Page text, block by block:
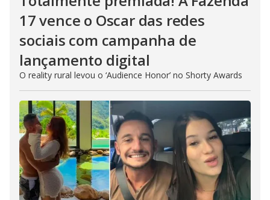
17 vence o Oscar das redes
sociais com campanha de
lançamento digital
O reality rural levou o ‘Audience Honor’ no Shorty Awards